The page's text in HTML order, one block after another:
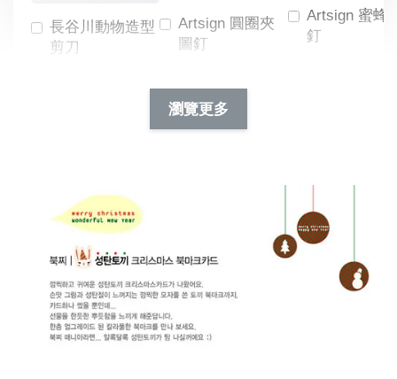
長谷川動物造型
剪刀
Artsign 圓圈夾
圖釘
NT$ 19.00
NT$ 66.00
Artsign 蜜蜂
釘
加入購物車
瀏覽更多